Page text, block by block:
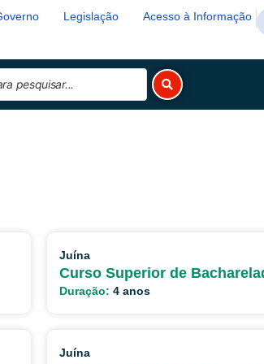
Legislação Acesso à Informação
Juína
Curso Superior de
Duração: 4 anos
Juína